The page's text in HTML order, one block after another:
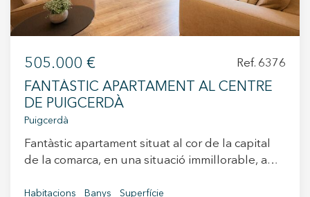
ES CA EN FR
505.000 € Ref. 6376
FANTÀSTIC APARTAMENT AL CENTRE
DE PUIGCERDÀ
Puigcerdà
Fantàstic apartament situat al cor de la capital
de la comarca, en una situació immillorable, a
tots els serveis. L'habitatge destaca per
Habitacions Banys Superfície